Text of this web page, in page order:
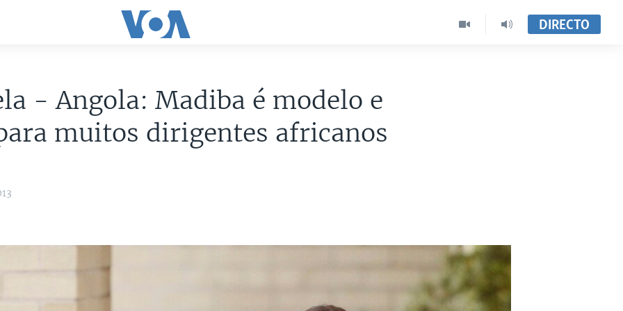
DIRECTO
- Angola: Madiba é modelo e
muitos dirigentes africanos